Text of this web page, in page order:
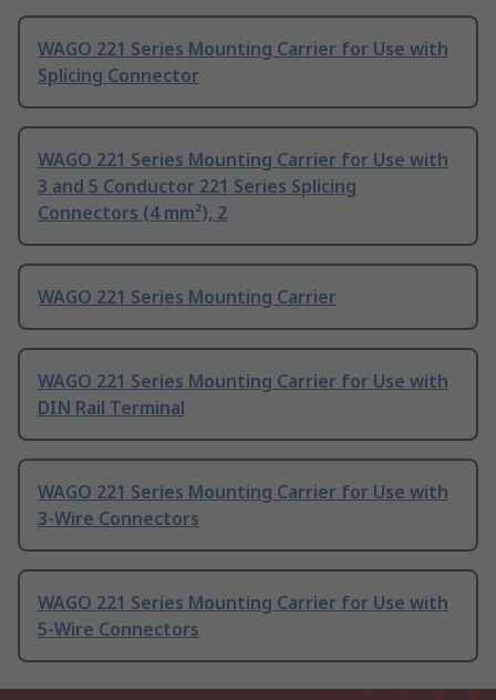
WAGO 221 Series Mounting Carrier for Use with
Splicing Connector
WAGO 221 Series Mounting Carrier for Use with
3 and 5 Conductor 221 Series Splicing
Connectors (4 mm²), 2
WAGO 221 Series Mounting Carrier
WAGO 221 Series Mounting Carrier for Use with
DIN Rail Terminal
WAGO 221 Series Mounting Carrier for Use with
3-Wire Connectors
WAGO 221 Series Mounting Carrier for Use with
5-Wire Connectors